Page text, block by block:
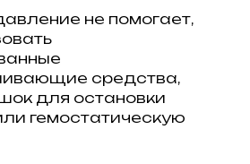
не помогает,
средства,
для остановки
гемостатическую